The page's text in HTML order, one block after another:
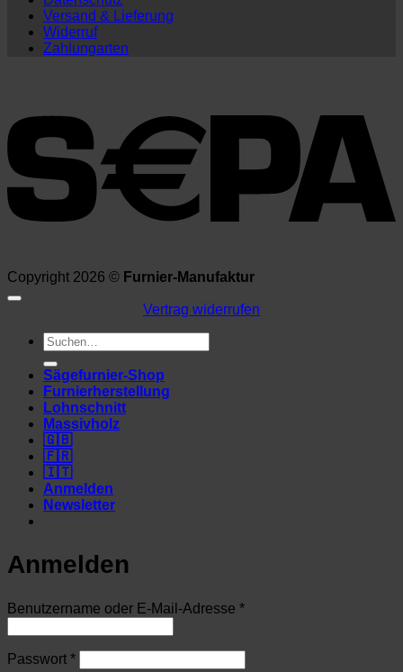
Versand & Lieferung
Widerruf
Zahlungarten
Copyright 2026 © Furnier-Manufaktur
Vertrag widerrufen
Suchen
nach:
Sägefurnier-Shop
Furnierherstellung
Lohnschnitt
Massivholz
🇬🇧
🇫🇷
🇮🇹
Anmelden
Newsletter
Anmelden
Benutzername oder E-Mail-Adresse *Erforderlich
Passwort *Erforderlich